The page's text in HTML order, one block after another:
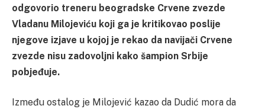
odgovorio treneru beogradske Crvene zvezde
Vladanu Milojeviću koji ga je kritikovao poslije
njegove izjave u kojoj je rekao da navijači Crvene
zvezde nisu zadovoljni kako šampion Srbije
pobjeđuje.
Između ostalog je Milojević kazao da Dudić mora da